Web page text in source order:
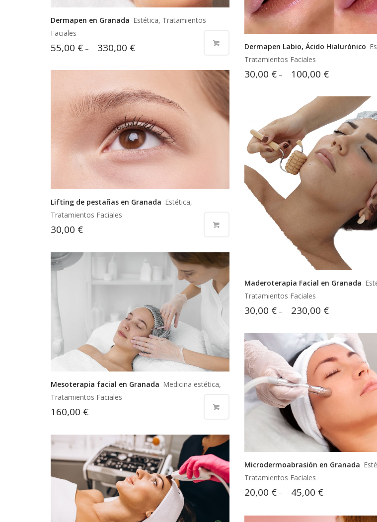
Dermapen en Granada Estética, Tratamientos
Faciales
55,00 € – 330,00 € Dermapen Labio, Ácido Hialurónico
Tratamientos Faciales
30,00 € – 100,00 €
Lifting de pestañas en Granada Estética,
Tratamientos Faciales
30,00 €
Maderoterapia Facial en Granada
Tratamientos Faciales
30,00 € – 230,00 €
Mesoterapia facial en Granada Medicina estética,
Tratamientos Faciales
160,00 €
Microdermoabrasión en Granada
Tratamientos Faciales
20,00 € – 45,00 €